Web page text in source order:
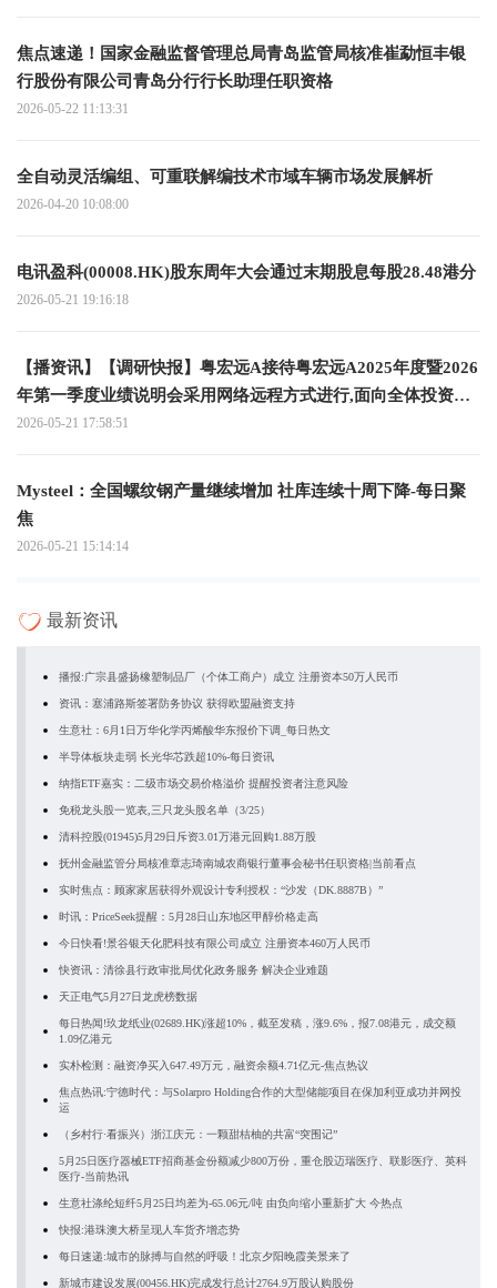
焦点速递！国家金融监督管理总局青岛监管局核准崔勐恒丰银
行股份有限公司青岛分行行长助理任职资格
2026-05-22 11:13:31
全自动灵活编组、可重联解编技术市域车辆市场发展解析
2026-04-20 10:08:00
电讯盈科(00008.HK)股东周年大会通过末期股息每股28.48港分
2026-05-21 19:16:18
【播资讯】【调研快报】粤宏远A接待粤宏远A2025年度暨2026
年第一季度业绩说明会采用网络远程方式进行,面向全体投资者
调研
2026-05-21 17:58:51
Mysteel：全国螺纹钢产量继续增加 社库连续十周下降-每日聚
焦
2026-05-21 15:14:14
最新资讯
播报:广宗县盛扬橡塑制品厂（个体工商户）成立 注册资本50万人民币
资讯：塞浦路斯签署防务协议 获得欧盟融资支持
生意社：6月1日万华化学丙烯酸华东报价下调_每日热文
半导体板块走弱 长光华芯跌超10%-每日资讯
纳指ETF嘉实：二级市场交易价格溢价 提醒投资者注意风险
免税龙头股一览表,三只龙头股名单（3/25）
清科控股(01945)5月29日斥资3.01万港元回购1.88万股
抚州金融监管分局核准章志琦南城农商银行董事会秘书任职资格|当前看点
实时焦点：顾家家居获得外观设计专利授权：“沙发（DK.8887B）”
时讯：PriceSeek提醒：5月28日山东地区甲醇价格走高
今日快看!景谷银天化肥科技有限公司成立 注册资本460万人民币
快资讯：清徐县行政审批局优化政务服务 解决企业难题
天正电气5月27日龙虎榜数据
每日热闻!玖龙纸业(02689.HK)涨超10%，截至发稿，涨9.6%，报7.08港元，成交额
1.09亿港元
实朴检测：融资净买入647.49万元，融资余额4.71亿元-焦点热议
焦点热讯:宁德时代：与Solarpro Holding合作的大型储能项目在保加利亚成功并网投
运
（乡村行·看振兴）浙江庆元：一颗甜桔柚的共富“突围记”
5月25日医疗器械ETF招商基金份额减少800万份，重仓股迈瑞医疗、联影医疗、英科
医疗-当前热讯
生意社涤纶短纤5月25日均差为-65.06元/吨 由负向缩小重新扩大 今热点
快报:港珠澳大桥呈现人车货齐增态势
每日速递:城市的脉搏与自然的呼吸！北京夕阳晚霞美景来了
新城市建设发展(00456.HK)完成发行总计2764.9万股认购股份